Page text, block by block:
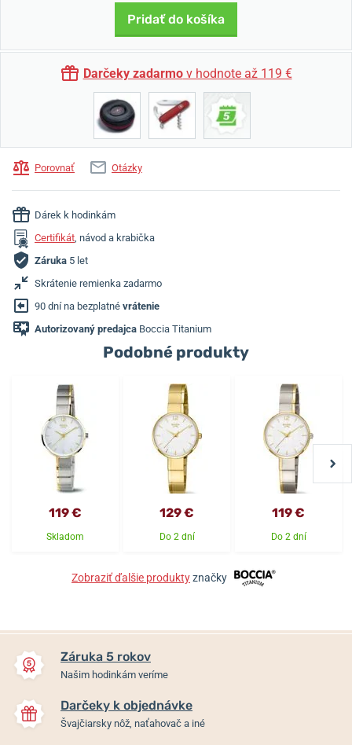
Pridať do košíka
Darčeky zadarmov hodnote až 119 €
Porovnať Otázky
Dárek k hodinkám
Certifikát, návod a krabička
Záruka 5 let
Skrátenie remienka zadarmo
90 dní na bezplatné vrátenie
Autorizovaný predajca Boccia Titanium
Podobné produkty
119 €
Skladom
129 €
Do 2 dní
119 €
Do 2 dní
Zobraziť ďalšie produktyznačky
Záruka 5 rokov
Našim hodinkám veríme
Darčeky k objednávke
Švajčiarsky nôž, naťahovač a iné